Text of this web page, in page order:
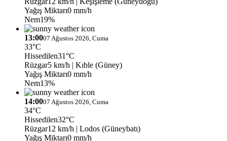
Yağış Miktarı0 mm/h
Nem19%
13:0007 Ağustos 2026, Cuma
33°C
Hissedilen31°C
Rüzgar5 km/h | Kıble (Güney)
Yağış Miktarı0 mm/h
Nem13%
14:0007 Ağustos 2026, Cuma
34°C
Hissedilen32°C
Rüzgar12 km/h | Lodos (Güneybatı)
Yağış Miktarı0 mm/h